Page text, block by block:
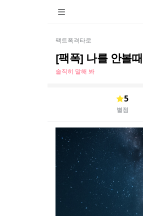
팩트폭격타로
[팩폭] 나를 안볼
솔직히 말해 봐
5
별점